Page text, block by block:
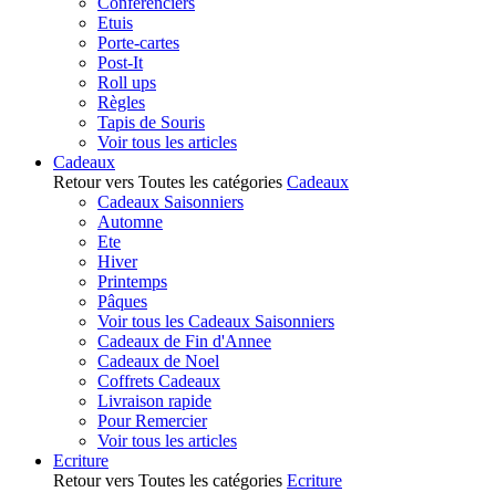
Etuis
Porte-cartes
Post-It
Roll ups
Règles
Tapis de Souris
Voir tous les articles
Cadeaux
Retour vers Toutes les catégories Cadeaux
Cadeaux Saisonniers
Automne
Ete
Hiver
Printemps
Pâques
Voir tous les Cadeaux Saisonniers
Cadeaux de Fin d'Annee
Cadeaux de Noel
Coffrets Cadeaux
Livraison rapide
Pour Remercier
Voir tous les articles
Ecriture
Retour vers Toutes les catégories Ecriture